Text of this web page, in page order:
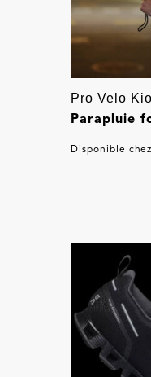
Pro Velo
Parapluie
Disponible chez